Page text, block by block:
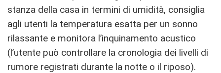
stanza della casa in termini di umidità, consiglia
agli utenti la temperatura esatta per un sonno
rilassante e monitora l’inquinamento acustico
(l’utente può controllare la cronologia dei livelli di
rumore registrati durante la notte o il riposo).